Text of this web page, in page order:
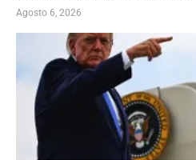
Agosto 6, 2026